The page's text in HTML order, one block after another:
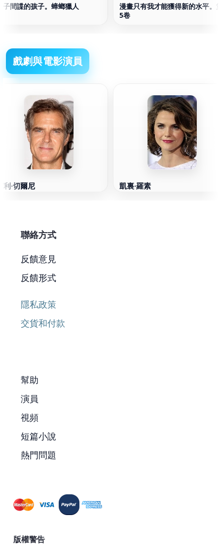
子間諜的孩子。蟑螂獵人
漫畫只有我才能獲得新的水平。
5卷
戲劇與電影演員
利·切爾尼 凱裏·羅素
聯絡方式
反饋意見
反饋形式
隱私政策
交貨和付款
幫助
演員
視頻
短篇小說
熱門問題
版權警告